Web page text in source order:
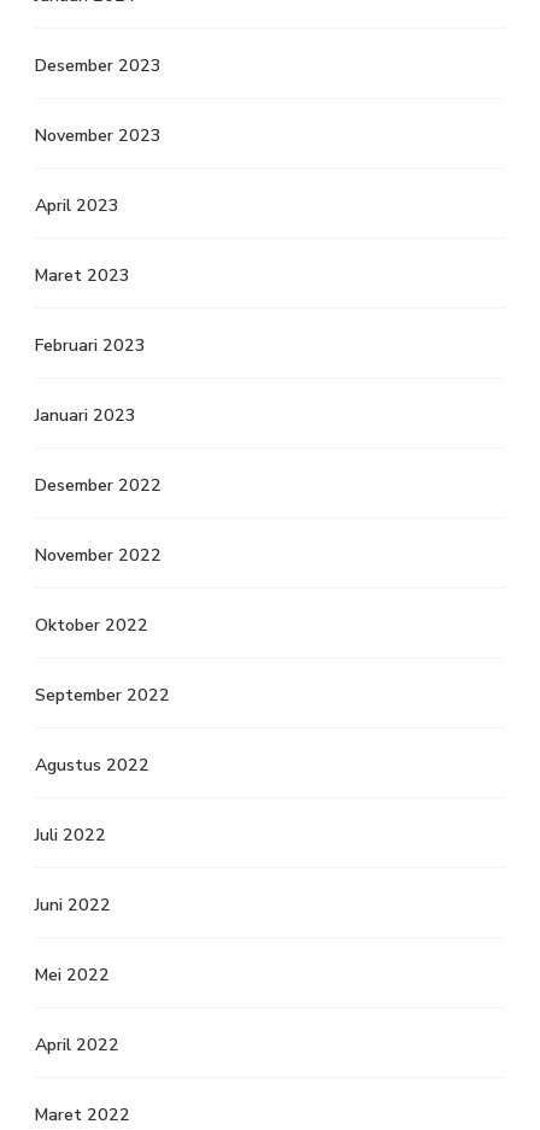
Desember 2023
November 2023
April 2023
Maret 2023
Februari 2023
Januari 2023
Desember 2022
November 2022
Oktober 2022
September 2022
Agustus 2022
Juli 2022
Juni 2022
Mei 2022
April 2022
Maret 2022